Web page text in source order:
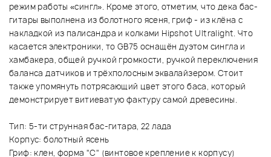
режим работы «сингл». Кроме этого, отметим, что дека бас-
гитары выполнена из болотного ясеня, гриф - из клёна с
накладкой из палисандра и колками Hipshot Ultralight. Что
касается электроники, то GB75 оснащён дуэтом сингла и
хамбакера, общей ручкой громкости, ручкой переключения
баланса датчиков и трёхполосным эквалайзером. Стоит
также упомянуть потрясающий цвет этого баса, который
демонстрирует витиеватую фактуру самой древесины.
Тип: 5-ти струнная бас-гитара, 22 лада
Корпус: болотный ясень
Гриф: клен, форма "С" (винтовое крепление к корпусу)